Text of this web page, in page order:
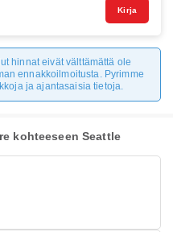
Kirja
hinnat eivät välttämättä ole
ennakkoilmoitusta. Pyrimme
ja ajantasaisia tietoja.
kohteeseen Seattle